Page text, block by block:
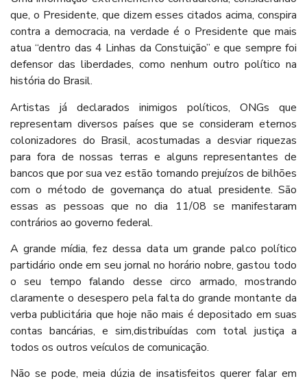
que, o Presidente, que dizem esses citados acima, conspira
contra a democracia, na verdade é o Presidente que mais
atua “dentro das 4 Linhas da Constuição” e que sempre foi
defensor das liberdades, como nenhum outro político na
história do Brasil.
Artistas já declarados inimigos políticos, ONGs que
representam diversos países que se consideram eternos
colonizadores do Brasil, acostumadas a desviar riquezas
para fora de nossas terras e alguns representantes de
bancos que por sua vez estão tomando prejuízos de bilhões
com o método de governança do atual presidente. São
essas as pessoas que no dia 11/08 se manifestaram
contrários ao governo federal.
A grande mídia, fez dessa data um grande palco político
partidário onde em seu jornal no horário nobre, gastou todo
o seu tempo falando desse circo armado, mostrando
claramente o desespero pela falta do grande montante da
verba publicitária que hoje não mais é depositado em suas
contas bancárias, e sim,distribuídas com total justiça a
todos os outros veículos de comunicação.
Não se pode, meia dúzia de insatisfeitos querer falar em